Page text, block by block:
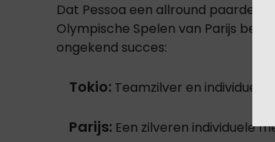
Dat Pessoa een allround
Olympische Spelen van Parijs
ongekend succes:
Tokio: Teamzilver en individueel
Parijs: Een zilveren individuele